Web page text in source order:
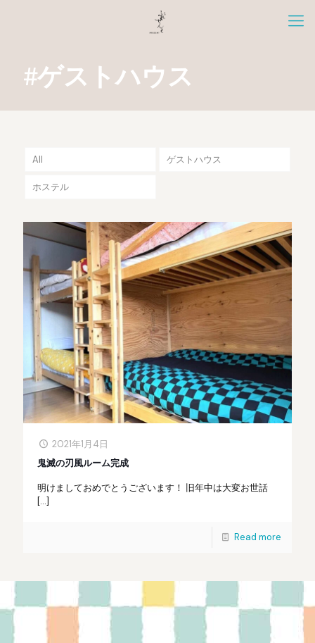
#ゲストハウス
All ゲストハウス
ホステル
2021年1月4日
鬼滅の刃風ルーム完成
明けましておめでとうございます！ 旧年中は大変お世話
[…]
Read more